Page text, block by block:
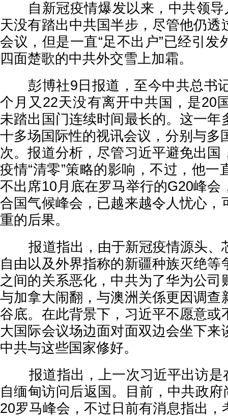
自新冠疫情爆发以来，中共领导
天没有踏出中共国半步，尽管他仍透
会议，但是一直“足不出户”已经引发
四面楚歌的中共外交雪上加霜。
彭博社9日报道，至今中共总书
个月又22天没有离开中共国，是20
未踏出国门连续时间最长的。这一年
十多场国际性的视讯会议，分别与多
次。报道分析，尽管习近平避免出国
疫情“清零”策略的影响，不过，他一
不出席10月底在罗马举行的G20峰会
合国气候峰会，已越来越令人忧心，
重的后果。
报道指出，由于新冠疫情源头、
自由以及外界指称的新疆种族灭绝等
之间的关系恶化，中共为了华为公司
与加拿大闹翻，与澳洲关係更因调查
谷底。在此背景下，习近平不愿意或
大国际会议场边面对面双边会坐下来
中共与这些国家修好。
报道指出，上一次习近平出访是
自缅甸访问后返国。目前，中共政
20罗马峰会，不过日前有消息指出，